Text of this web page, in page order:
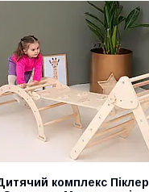
комплекс Піклер